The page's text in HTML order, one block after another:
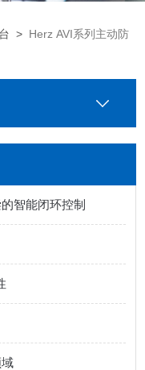
> Herz AVI系列主动防
智能闭环控制